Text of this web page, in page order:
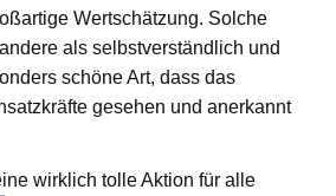
Wertschätzung. Solche
als selbstverständlich und
schöne Art, dass das
gesehen und anerkannt
wirklich tolle Aktion für alle